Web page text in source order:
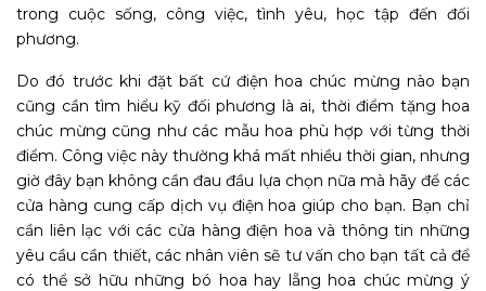
trong cuộc sống, công việc, tình yêu, học tập đến đối
phương.
Do đó trước khi đặt bất cứ điện hoa chúc mừng nào bạn
cũng cần tìm hiểu kỹ đối phương là ai, thời điểm tặng hoa
chúc mừng cũng như các mẫu hoa phù hợp với từng thời
điểm. Công việc này thường khá mất nhiều thời gian, nhưng
giờ đây bạn không cần đau đầu lựa chọn nữa mà hãy để các
cửa hàng cung cấp dịch vụ điện hoa giúp cho bạn. Bạn chỉ
cần liên lạc với các cửa hàng điện hoa và thông tin những
yêu cầu cần thiết, các nhân viên sẽ tư vấn cho bạn tất cả để
có thể sở hữu những bó hoa hay lẵng hoa chúc mừng ý